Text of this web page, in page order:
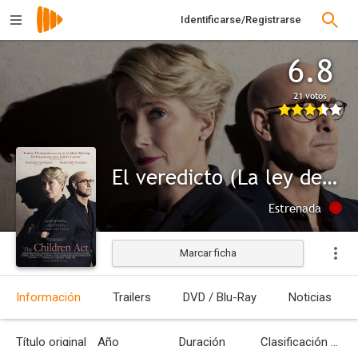
Identificarse/Registrarse
6.8
21 votos
El veredicto (La ley del menor)
Estrenada
Marcar ficha
Información Trailers DVD / Blu-Ray Noticias
Título original Año Duración Clasificación por edades